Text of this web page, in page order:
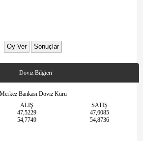
Döviz Bilgieri
Merkez Bankası Döviz Kuru
ALIŞ
SATIŞ
47,5229
47,6085
54,7749 54,8736